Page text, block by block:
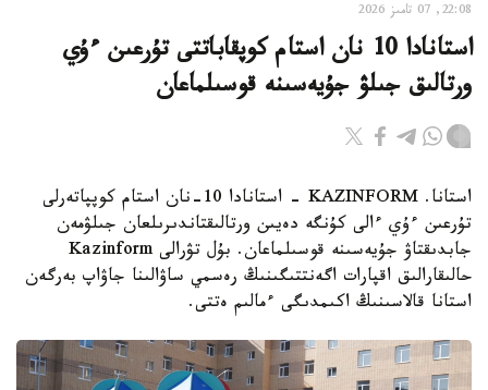
22:08, 07 تامىز 2026
استانادا 10 نان استام كوپقاباتتى تۇرعىن ءۇي
ورتالىق جىلۋ جۇيەسىنە قوسىلماعان
استانا. KAZINFORM - استانادا 10-نان استام كوپپاتەرلى
تۇرعىن ءۇي ءالى كۇنگە دەيىن ورتالىقتاندىرىلعان جىلۋمەن
جابدىقتاۋ جۇيەسىنە قوسىلماعان. بۇل تۋرالى Kazinform
حالىقارالىق اقپارات اگەنتتىگىنىڭ رەسمي ساۋالىنا جاۋاپ بەرگەن
استانا قالاسىنىڭ اكىمدىگى ءمالىم ەتتى.